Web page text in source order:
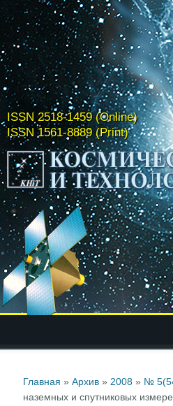
ISSN 2518-1459 (Online)
ISSN 1561-8889 (Print)
Главная »Архив » 2008 » №
наземных и спутниковых